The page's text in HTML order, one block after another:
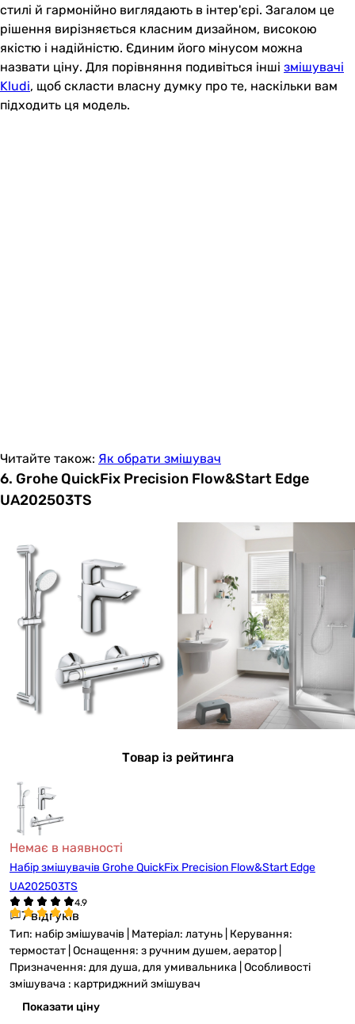
стилі й гармонійно виглядають в інтер'єрі. Загалом це
рішення вирізняється класним дизайном, високою
якістю і надійністю. Єдиним його мінусом можна
назвати ціну. Для порівняння подивіться інші змішувачі
Kludi, щоб скласти власну думку про те, наскільки вам
підходить ця модель.
Читайте також: Як обрати змішувач
6. Grohe QuickFix Precision Flow&Start Edge
UA202503TS
Товар із рейтинга
Немає в наявності
Набір змішувачів Grohe QuickFix Precision Flow&Start Edge
UA202503TS
7 відгуків
Тип: набір змішувачів | Матеріал: латунь | Керування:
термостат | Оснащення: з ручним душем, аератор |
Призначення: для душа, для умивальника | Особливості
змішувача : картриджний змішувач
Показати ціну